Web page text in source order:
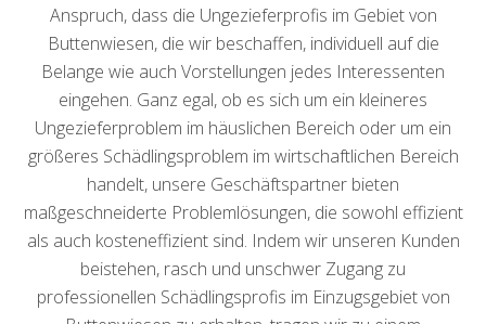
Anspruch, dass die Ungezieferprofis im Gebiet von
Buttenwiesen, die wir beschaffen, individuell auf die
Belange wie auch Vorstellungen jedes Interessenten
eingehen. Ganz egal, ob es sich um ein kleineres
Ungezieferproblem im häuslichen Bereich oder um ein
größeres Schädlingsproblem im wirtschaftlichen Bereich
handelt, unsere Geschäftspartner bieten
maßgeschneiderte Problemlösungen, die sowohl effizient
als auch kosteneffizient sind. Indem wir unseren Kunden
beistehen, rasch und unschwer Zugang zu
professionellen Schädlingsprofis im Einzugsgebiet von